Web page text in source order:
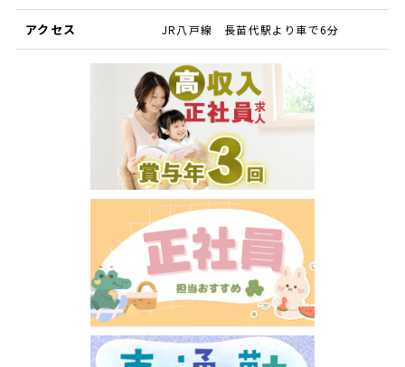
アクセス JR八戸線 長苗代駅より車で6分